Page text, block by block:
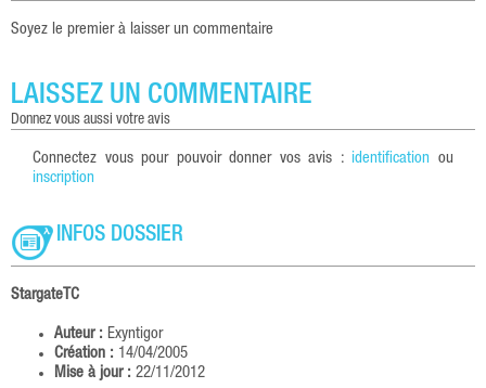
Soyez le premier à laisser un commentaire
LAISSEZ UN COMMENTAIRE
donnez vous aussi votre avis
Connectez vous pour pouvoir donner vos avis : identification ou
inscription
INFOS DOSSIER
StargateTC
Auteur : Exyntigor
Création : 14/04/2005
Mise à jour : 22/11/2012